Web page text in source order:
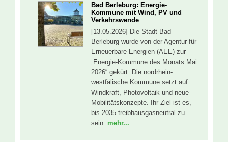
Bad Berleburg: Energie-
Kommune mit Wind, PV und
Verkehrswende
[13.05.2026] Die Stadt Bad
Berleburg wurde von der Agentur für
Erneuerbare Energien (AEE) zur
„Energie-Kommune des Monats Mai
2026“ gekürt. Die nordrhein-
westfälische Kommune setzt auf
Windkraft, Photovoltaik und neue
Mobilitätskonzepte. Ihr Ziel ist es,
bis 2035 treibhausgasneutral zu
sein. mehr...